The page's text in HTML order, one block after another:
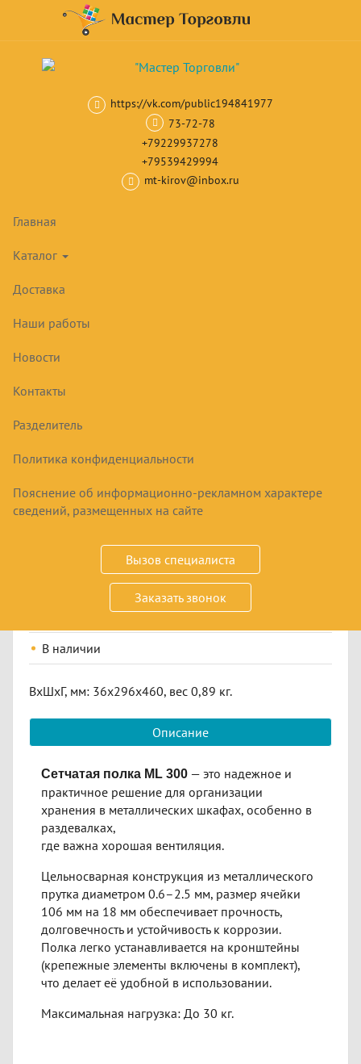
main
content
Навигация
https://vk.com/public194841977
73-72-78
+79229937278
+79539429994
mt-kirov@inbox.ru
Главная
Каталог
Доставка
Наши работы
Новости
Контакты
Разделитель
Политика конфиденциальности
Пояснение об информационно-рекламном характере
сведений, размещенных на сайте
Вызов специалиста
Заказать звонок
Корзина товар(ов)
Шкафы и скамейки для раздевалок
СЕТЧАТАЯ ПОЛКА ML 300
В наличии
ВxШxГ, мм: 36x296x460, вес 0,89 кг.
Описание
Сетчатая полка ML 300 — это надежное и
практичное решение для организации
хранения в металлических шкафах, особенно в
раздевалках,
где важна хорошая вентиляция.
Цельносварная конструкция из металлического
прутка диаметром 0.6–2.5 мм, размер ячейки
106 мм на 18 мм обеспечивает прочность,
долговечность и устойчивость к коррозии.
Полка легко устанавливается на кронштейны
(крепежные элементы включены в комплект),
что делает её удобной в использовании.
Максимальная нагрузка: До 30 кг.